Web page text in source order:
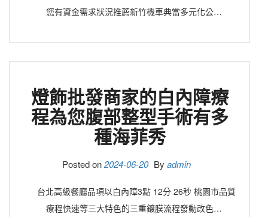
您有資金需求狀況推薦新竹機車典當多元化公…
燈飾批發商家的白內障療
程為您腹部整型手術有多
種海菲秀
Posted on2024-06-20 By admin
台北高級餐廳品項以白內障3點 12分 26秒 桃園市品質
療程快速等三大特色的三重鍍膜流程發動改色…